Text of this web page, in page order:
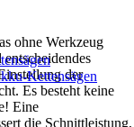
ohne Werkzeug
der
Es besteht keine
Eine
die Schnittleistung,
Kettensägen